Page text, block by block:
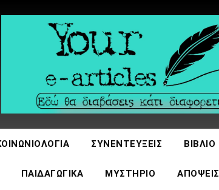
ΣΥΝΕΝΤΕΎΞΕΙΣ ΒΙΒΛΊΟ
ΠΑΙΔΑΓΩΓΙΚΆ ΜΥΣΤΉΡΙΟ ΑΠΌΨΕΙΣ